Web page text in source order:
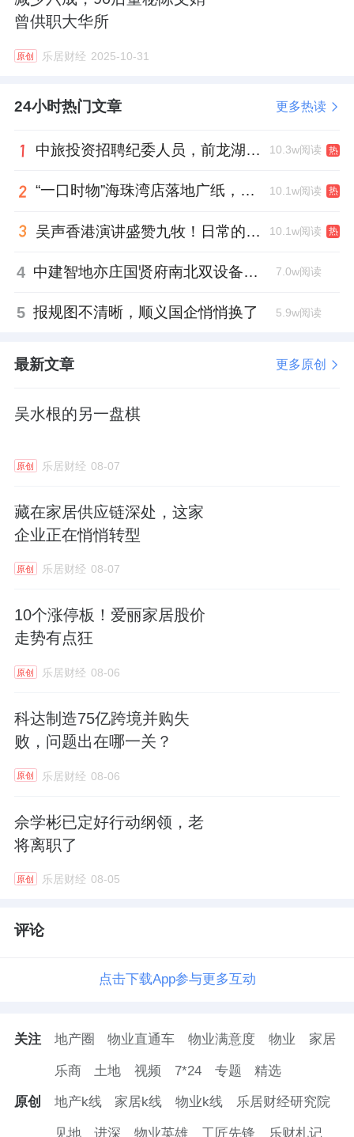
曾供职大华所
原创 乐居财经 2025-10-31
24小时热门文章 更多热读
中旅投资招聘纪委人员，前龙湖副总裁胡若翔掌舵 10.3w阅读 热
“一口时物”海珠湾店落地广纸，越秀地产以“新鲜现制”商业新场景打造社区高品质生活 10.1w阅读 热
吴声香港演讲盛赞九牧！日常的小锚点变成科技突破点！ 10.1w阅读 热
4 中建智地亦庄国贤府南北双设备平台，得房率创区域新高 7.0w阅读
5 报规图不清晰，顺义国企悄悄换了 5.9w阅读
最新文章 更多原创
吴水根的另一盘棋
原创 乐居财经 08-07
藏在家居供应链深处，这家
企业正在悄悄转型
原创 乐居财经 08-07
10个涨停板！爱丽家居股价
走势有点狂
原创 乐居财经 08-06
科达制造75亿跨境并购失
败，问题出在哪一关？
原创 乐居财经 08-06
佘学彬已定好行动纲领，老
将离职了
原创 乐居财经 08-05
评论
点击下载App参与更多互动
关注 地产圈 物业直通车 物业满意度 物业 家居
乐商 土地 视频 7*24 专题 精选
原创 地产k线 家居k线 物业k线 乐居财经研究院
见地 进深 物业英雄 工匠先锋 乐财札记